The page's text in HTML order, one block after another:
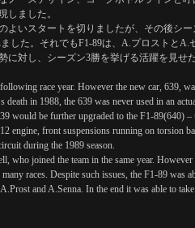
しました。
よいスタートを切りましたが、その後シー
した。それでもF1-89は、A.プロストとA.
に対し、シーズン3勝を挙げる活躍を見せ
race year. However the new car, 639,
in 1988, the 639 was never used in an
would be further upgraded to the F1-89(640) –
engine, front suspensions running on torsion
during the 1989 season.
who joined the team in the same year. However
races. Despite such issues, the F1-89 was
and A.Senna. In the end it was able to take